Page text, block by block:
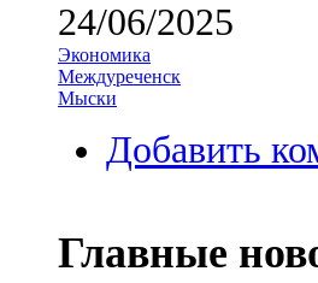
24/06/2025
Экономика
Междуреченск
Мыски
Добавить
Главные